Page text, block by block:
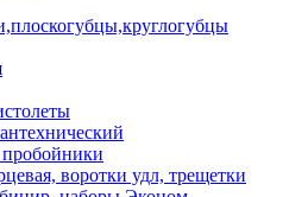
воротки удл, трещетки